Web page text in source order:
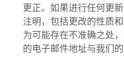
更正。如果进行任何更
注明，包括更改的性质
为可能存在不准确之处
的电子邮件地址与我们的